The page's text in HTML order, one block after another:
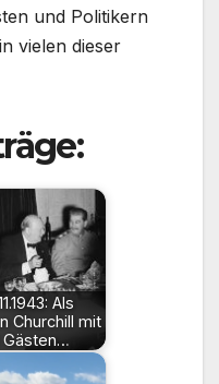
und Politikern
vielen dieser
Als
Churchill mit
Gästen…